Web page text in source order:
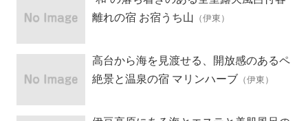
室の離れ宿
離れの宿 お宿うち山 （伊東）
高台から海を見渡せる、開放感のあるペ
ンション
絶景と温泉の宿 マリンハーブ （伊東）